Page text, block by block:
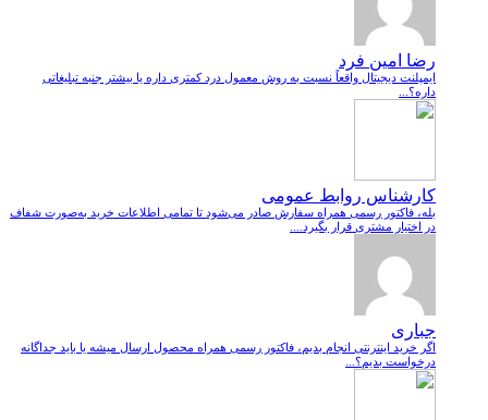
رضا امین فرد
ایمپلنت دیجیتال واقعاً نسبت به روش معمول درد کمتری داره یا بیشتر جنبه تبلیغاتی
داره؟...
کارشناس روابط عمومی
بله، فاکتور رسمی همراه سفارش صادر می‌شود تا تمامی اطلاعات خرید به‌صورت شفاف
در اختیار مشتری قرار بگیرد....
جباری
اگر خرید اینترنتی انجام بدیم، فاکتور رسمی همراه محصول ارسال میشه یا باید جداگانه
درخواست بدیم؟...